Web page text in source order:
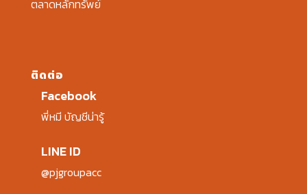
ตลาดหลักทรัพย์
ติดต่อ
Facebook
พี่หมี บัญชีน่ารู้
LINE ID
@pjgroupacc